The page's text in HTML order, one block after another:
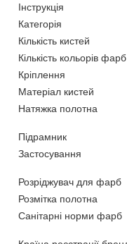
Інструкція
Категорія
Кількість кистей
Кількість кольорів фарб
Кріплення
Матеріал кистей
Натяжка полотна
Підрамник
Застосування
Розріджувач для фарб
Розмітка полотна
Санітарні норми фарб